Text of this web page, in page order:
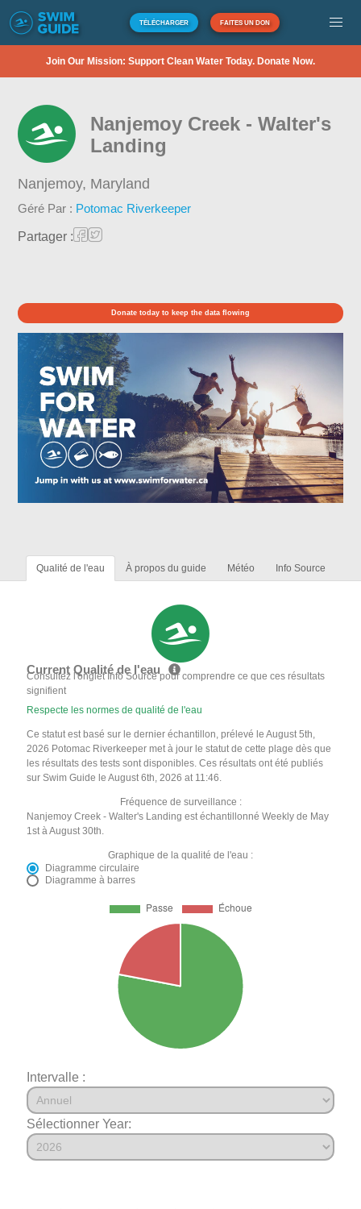
TÉLÉCHARGER FAITES UN DON
Join Our Mission: Support Clean Water Today. Donate Now.
Nanjemoy Creek - Walter's
Landing
Nanjemoy, Maryland
Géré Par : Potomac Riverkeeper
Partager :
Donate today to keep the data flowing
Qualité de l'eau À propos du guide Météo Info Source
Current Qualité de l'eau
Consultez l'onglet Info Source pour comprendre ce que ces résultats
signifient
Respecte les normes de qualité de l'eau
Ce statut est basé sur le dernier échantillon, prélevé le August 5th,
2026 Potomac Riverkeeper met à jour le statut de cette plage dès que
les résultats des tests sont disponibles. Ces résultats ont été publiés
sur Swim Guide le August 6th, 2026 at 11:46.
Fréquence de surveillance :
Nanjemoy Creek - Walter's Landing est échantillonné Weekly de May
1st à August 30th.
Graphique de la qualité de l'eau :
Diagramme circulaire
Diagramme à barres
Intervalle :
Sélectionner Year: